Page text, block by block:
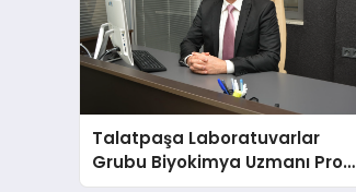
Talatpaşa Laboratuvarlar
Grubu Biyokimya Uzmanı Prof.
Dr. Ahmet Var